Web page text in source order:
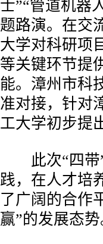
士”“管道机器
题路演。在交
大学对科研项
等关键环节提
能。漳州市科
准对接，针对
工大学初步提
此次“四带”
践，在人才培
了广阔的合作
赢”的发展态